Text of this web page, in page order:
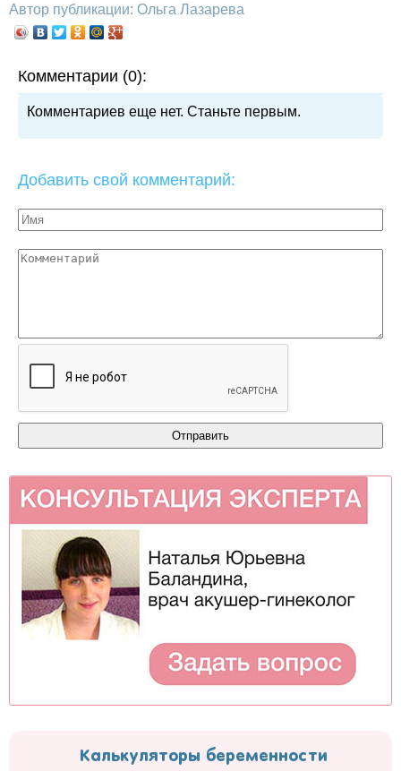
Автор публикации: Ольга Лазарева
Комментарии (0):
Комментариев еще нет. Станьте первым.
Добавить свой комментарий:
Калькуляторы беременности